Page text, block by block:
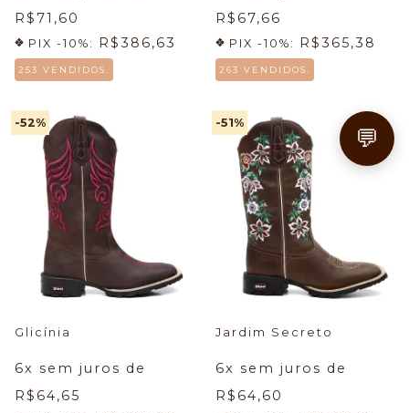
R$71,60
PIX -10%: R$386,63
253 VENDIDOS.
R$67,66
PIX -10%: R$365,38
263 VENDIDOS.
-52%
Glicínia
6x sem juros de
R$64,65
-51%
Jardim Secreto
6x sem juros de
R$64,60
💬